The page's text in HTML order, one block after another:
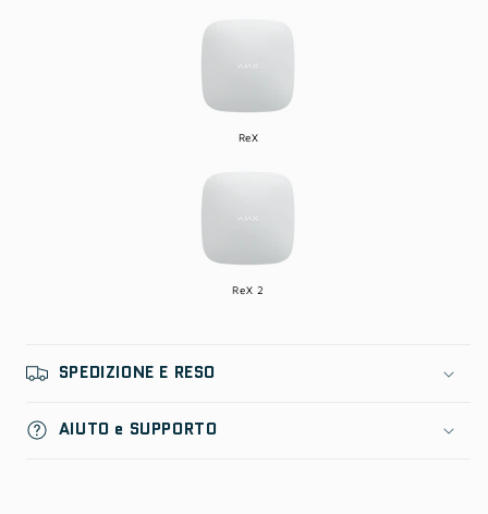
ReX
ReX 2
SPEDIZIONE E RESO
AIUTO e SUPPORTO